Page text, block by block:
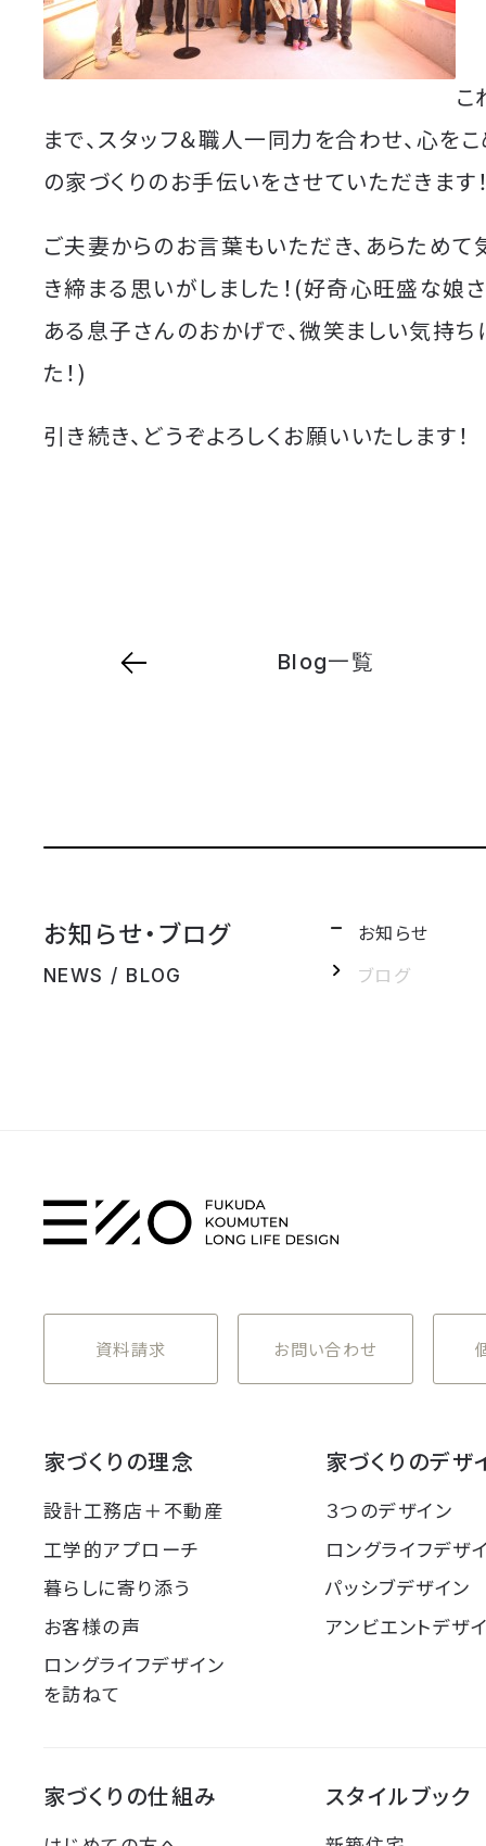
こ
まで、スタッフ＆職人一同力を合わせ、心を
の家づくりのお手伝いをさせていただきます
ご夫妻からのお言葉もいただき、あらため
き締まる思いがしました！(好奇心旺盛な娘
ある息子さんのおかげで、微笑ましい気持ち
た！)
引き続き、どうぞよろしくお願いいたします！
Blog一覧
お知らせ・ブログ
NEWS / BLOG
お知らせ
ブログ
資料請求 お問い合わせ
家づくりの理念
設計工務店＋不動産
工学的アプローチ
暮らしに寄り添う
お客様の声
ロングライフデザイン
を訪ねて
家づくりのデザ
３つのデザイン
ロングライフデザ
パッシブデザイン
アンビエントデザ
家づくりの仕組み スタイルブック